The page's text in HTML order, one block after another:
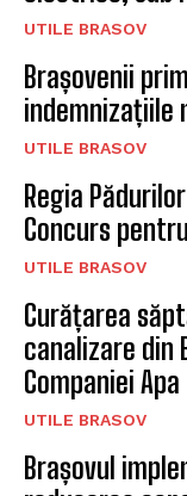
UTILE BRASOV
Brașovenii
indemnizațiile
UTILE BRASOV
Regia
Concurs
UTILE BRASOV
Curățarea
canalizare din
Companiei Apa
UTILE BRASOV
Brașovul